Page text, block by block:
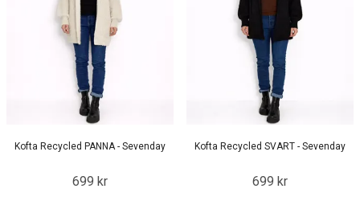
Kofta Recycled PANNA - Sevenday
699 kr
Kofta Recycled SVART - Sevenday
699 kr